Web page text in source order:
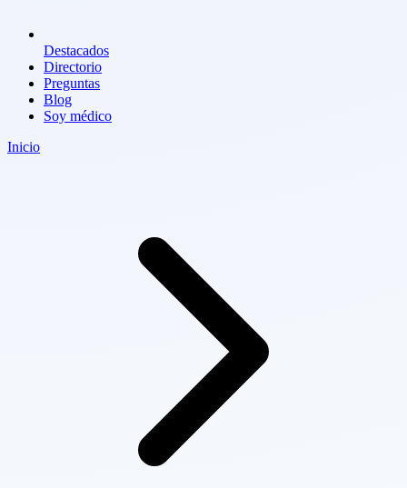
Destacados
Directorio
Preguntas
Blog
Soy médico
Inicio